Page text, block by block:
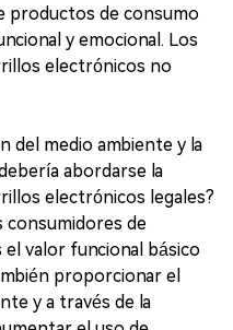
productos de consumo
y emocional. Los
electrónicos no
del medio ambiente y la
abordarse la
electrónicos legales?
consumidores de
valor funcional básico
proporcionar el
y a través de la